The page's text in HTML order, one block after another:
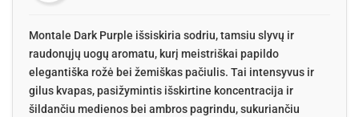
Montale Dark Purple išsiskiria sodriu, tamsiu slyvų ir
raudonųjų uogų aromatu, kurį meistriškai papildo
elegantiška rožė bei žemiškas pačiulis. Tai intensyvus ir
gilus kvapas, pasižymintis išskirtine koncentracija ir
šildančiu medienos bei ambros pagrindu, sukuriančiu